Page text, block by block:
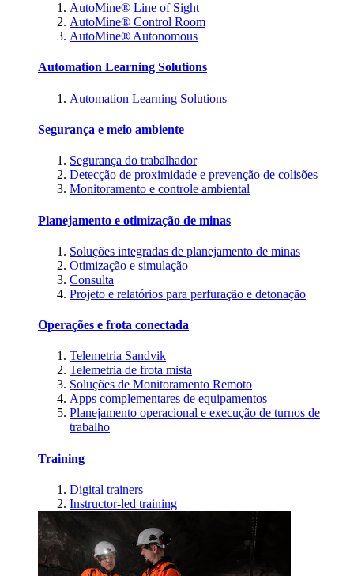
AutoMine® Line of Sight
AutoMine® Control Room
AutoMine® Autonomous
Automation Learning Solutions
Automation Learning Solutions
Segurança e meio ambiente
Segurança do trabalhador
Detecção de proximidade e prevenção de colisões
Monitoramento e controle ambiental
Planejamento e otimização de minas
Soluções integradas de planejamento de minas
Otimização e simulação
Consulta
Projeto e relatórios para perfuração e detonação
Operações e frota conectada
Telemetria Sandvik
Telemetria de frota mista
Soluções de Monitoramento Remoto
Apps complementares de equipamentos
Planejamento operacional e execução de turnos de
trabalho
Training
Digital trainers
Instructor-led training